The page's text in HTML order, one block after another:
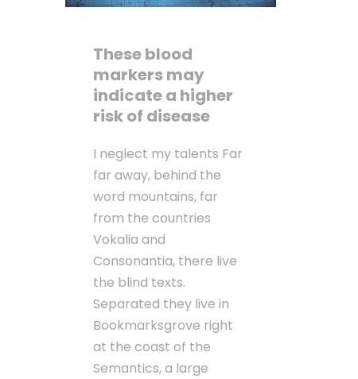
These blood
markers may
indicate a higher
risk of disease
I neglect my talents Far
far away, behind the
word mountains, far
from the countries
Vokalia and
Consonantia, there live
the blind texts.
Separated they live in
Bookmarksgrove right
at the coast of the
Semantics, a large